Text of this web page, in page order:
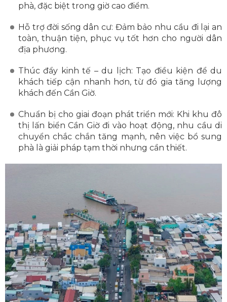
phà, đặc biệt trong giờ cao điểm.
Hỗ trợ đời sống dân cư: Đảm bảo nhu cầu đi lại an
toàn, thuận tiện, phục vụ tốt hơn cho người dân
địa phương.
Thúc đẩy kinh tế – du lịch: Tạo điều kiện để du
khách tiếp cận nhanh hơn, từ đó gia tăng lượng
khách đến Cần Giờ.
Chuẩn bị cho giai đoạn phát triển mới: Khi khu đô
thị lấn biển Cần Giờ đi vào hoạt động, nhu cầu di
chuyển chắc chắn tăng mạnh, nên việc bổ sung
phà là giải pháp tạm thời nhưng cần thiết.